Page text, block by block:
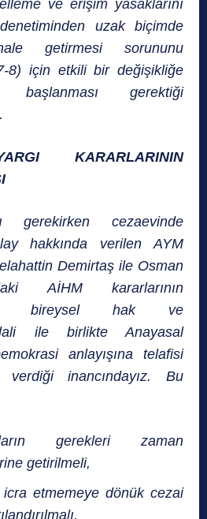
ve erişim yasaklarını
uzak biçimde
getirmesi sorununu
8) için etkili bir değişikliğe
gerektiği
KARARLARININ
gerekirken cezaevinde
hakkında verilen AYM
Demirtaş ile Osman
AİHM kararlarının
bireysel hak ve
ile birlikte Anayasal
anlayışına telafisi
verdiği inancındayız. Bu
gerekleri zaman
getirilmeli,
icra etmemeye dönük cezai